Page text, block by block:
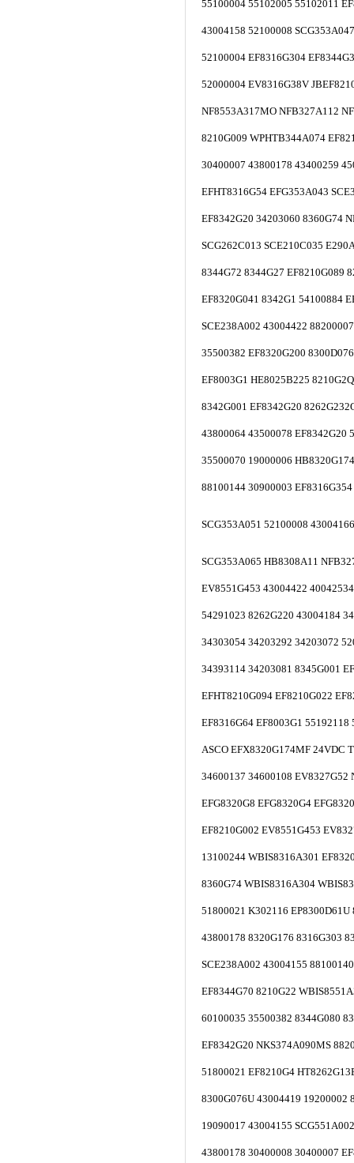
55100004 55102005 55102011
43004158 52100008
52100004 EF8316G304
52000004 EV8316G38V
NF8553A317MO NFB327A112
8210G009 WPHTB344A074
30400007 43800178 43400259
EFHT8316G54 EFG353A043
EF8342G20 34203060 8360G74
SCG262C013 SCE210C035
8344G72 8344G27 EF8210G089
EF8320G041 8342G1 54100884
SCE238A002 43004422
35500382 EF8320G200
EF8003G1 HE8025B225
8342G001 EF8342G20
43800064 43500078 EF8342G20
35500070 19000006
88100144 30900003
SCG353A051 52100008
SCG353A065 HB8308A11
EV8551G453 43004422
54291023 8262G220 43004184
34303054 34203292 34203072
34393114 34203081 8345G001
EFHT8210G094 EF8210G022
EF8316G64 EF8003G1 55192118
ASCO EFX8320G174MF 24VDC
34600137 34600108 EV8327G52
EFG8320G8 EFG8320G4
EF8210G002 EV8551G453
13100244 WBIS8316A301
8360G74 WBIS8316A304
51800021 K302116 EP8300D61U
43800178 8320G176 8316G303
SCE238A002 43004155
EF8344G70 8210G22
60100035 35500382 8344G080
EF8342G20 NKS374A090MS
51800021 EF8210G4
8300G076U 43004419 19200002
19090017 43004155
43800178 30400008 30400007